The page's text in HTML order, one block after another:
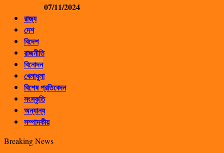
07/11/2024
রাজ্য
দেশ
বিদেশ
রাজনীতি
বিনোদন
খেলাধুলা
বিশেষ প্রতিবেদন
সংস্কৃতি
অন্যান্য
সম্পাদকীয়
Breaking News